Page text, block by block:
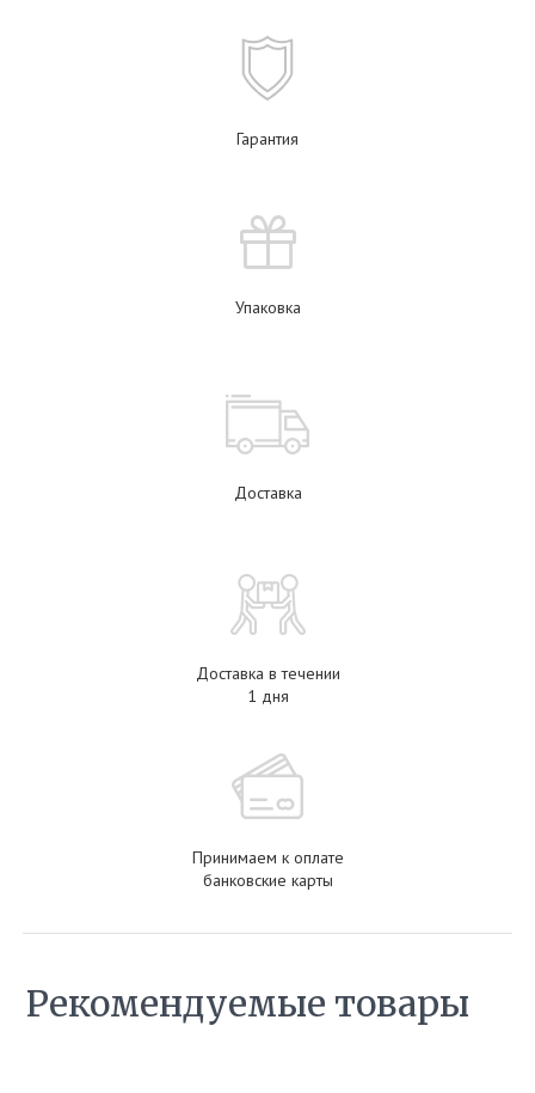
Гарантия
Упаковка
Доставка
Доставка в течении
1 дня
Принимаем к оплате
банковские карты
Рекомендуемые товары